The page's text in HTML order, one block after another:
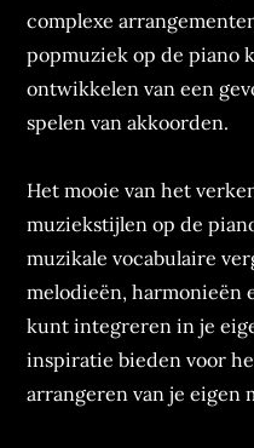
complexe
popmuziek op de piano
ontwikkelen van een
spelen van akkoorden.
Het mooie van het
muziekstijlen op de
muzikale vocabulaire
melodieën, harmonieën
kunt integreren in je
inspiratie bieden voor
arrangeren van je eigen